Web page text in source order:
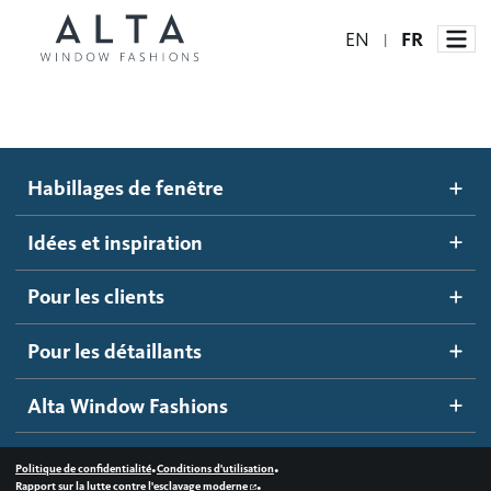
EN | FR
Stores automatisés
Stores alvéolés
Stores à enrouleur
Stores à bandes
Stores translucides
Stores en bois
Idées et inspiration
Blogue
Galerie d'inspiration
Comment ça marche
Devenir un détaillant
Accès détaillant
Contactez-nous
Habillages de fenêtre
Idées et inspiration
Pour les clients
Pour les détaillants
Alta Window Fashions
Politique de confidentialité•Conditions d'utilisation•
Rapport sur la lutte contre l'esclavage moderne •